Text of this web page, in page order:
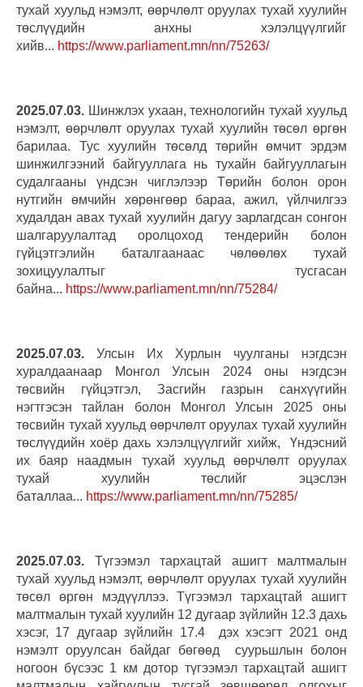
тухай хуульд нэмэлт, өөрчлөлт оруулах тухай хуулийн
төслүүдийн анхны хэлэлцүүлгийг
хийв... https://www.parliament.mn/nn/75263/
2025.07.03. Шинжлэх ухаан, технологийн тухай хуульд
нэмэлт, өөрчлөлт оруулах тухай хуулийн төсөл өргөн
барилаа. Тус хуулийн төсөлд төрийн өмчит эрдэм
шинжилгээний байгууллага нь тухайн байгууллагын
судалгааны үндсэн чиглэлээр Төрийн болон орон
нутгийн өмчийн хөрөнгөөр бараа, ажил, үйлчилгээ
худалдан авах тухай хуулийн дагуу зарлагдсан сонгон
шалгаруулалтад оролцоход тендерийн болон
гүйцэтгэлийн баталгаанаас чөлөөлөх тухай
зохицуулалтыг тусгасан
байна... https://www.parliament.mn/nn/75284/
2025.07.03. Улсын Их Хурлын чуулганы нэгдсэн
хуралдаанаар Монгол Улсын 2024 оны нэгдсэн
төсвийн гүйцэтгэл, Засгийн газрын санхүүгийн
нэгтгэсэн тайлан болон Монгол Улсын 2025 оны
төсвийн тухай хуульд өөрчлөлт оруулах тухай хуулийн
төслүүдийн хоёр дахь хэлэлцүүлгийг хийж, Үндэсний
их баяр наадмын тухай хуульд өөрчлөлт оруулах
тухай хуулийн төслийг эцэслэн
баталлаа... https://www.parliament.mn/nn/75285/
2025.07.03. Түгээмэл тархацтай ашигт малтмалын
тухай хуульд нэмэлт, өөрчлөлт оруулах тухай хуулийн
төсөл өргөн мэдүүллээ. Түгээмэл тархацтай ашигт
малтмалын тухай хуулийн 12 дугаар зүйлийн 12.3 дахь
хэсэг, 17 дугаар зүйлийн 17.4 дэх хэсэгт 2021 онд
нэмэлт оруулсан байдаг бөгөөд суурьшлын болон
ногоон бүсээс 1 км дотор түгээмэл тархацтай ашигт